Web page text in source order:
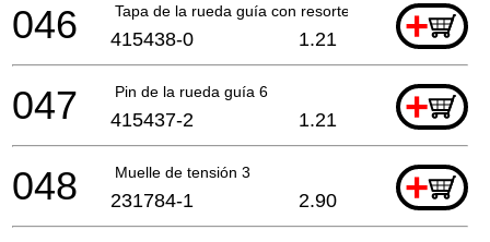
Tapa de la rueda guía con resorte +
046 415438-0 1.21
Pin de la rueda guía 6 +
047 415437-2 1.21
Muelle de tensión 3 +
048 231784-1 2.90